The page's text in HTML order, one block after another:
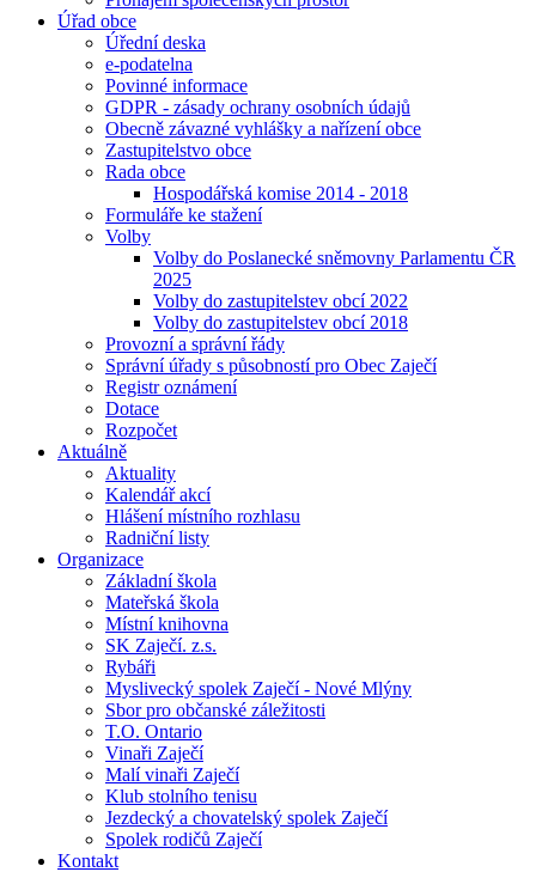
Úřad obce
Úřední deska
e-podatelna
Povinné informace
GDPR - zásady ochrany osobních údajů
Obecně závazné vyhlášky a nařízení obce
Zastupitelstvo obce
Rada obce
Hospodářská komise 2014 - 2018
Formuláře ke stažení
Volby
Volby do Poslanecké sněmovny Parlamentu ČR
2025
Volby do zastupitelstev obcí 2022
Volby do zastupitelstev obcí 2018
Provozní a správní řády
Správní úřady s působností pro Obec Zaječí
Registr oznámení
Dotace
Rozpočet
Aktuálně
Aktuality
Kalendář akcí
Hlášení místního rozhlasu
Radniční listy
Organizace
Základní škola
Mateřská škola
Místní knihovna
SK Zaječí. z.s.
Rybáři
Myslivecký spolek Zaječí - Nové Mlýny
Sbor pro občanské záležitosti
T.O. Ontario
Vinaři Zaječí
Malí vinaři Zaječí
Klub stolního tenisu
Jezdecký a chovatelský spolek Zaječí
Spolek rodičů Zaječí
Kontakt